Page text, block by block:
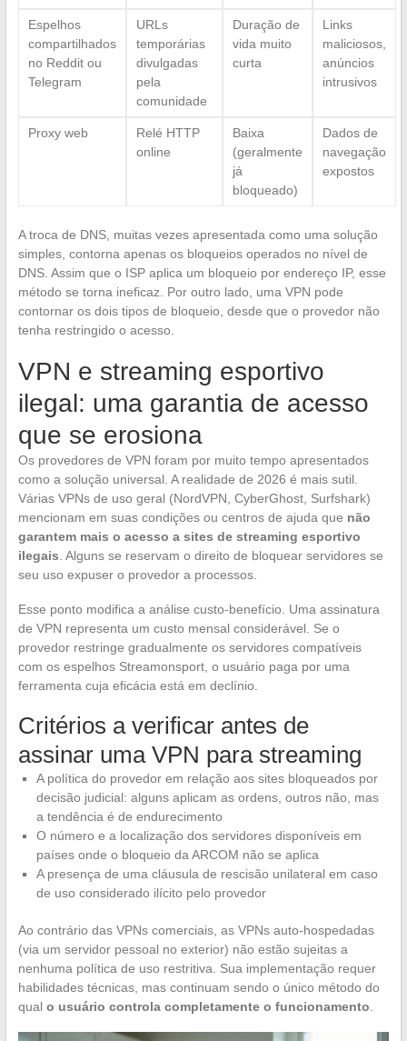
Espelhos
compartilhados
no Reddit ou
Telegram
URLs
temporárias
divulgadas
pela
comunidade
Duração de
vida muito
curta
Links
maliciosos,
anúncios
intrusivos
Proxy web
Relé HTTP
online
Baixa
(geralmente
já
bloqueado)
Dados de
navegação
expostos
A troca de DNS, muitas vezes apresentada como uma solução
simples, contorna apenas os bloqueios operados no nível de
DNS. Assim que o ISP aplica um bloqueio por endereço IP, esse
método se torna ineficaz. Por outro lado, uma VPN pode
contornar os dois tipos de bloqueio, desde que o provedor não
tenha restringido o acesso.
VPN e streaming esportivo
ilegal: uma garantia de acesso
que se erosiona
Os provedores de VPN foram por muito tempo apresentados
como a solução universal. A realidade de 2026 é mais sutil.
Várias VPNs de uso geral (NordVPN, CyberGhost, Surfshark)
mencionam em suas condições ou centros de ajuda que não
garantem mais o acesso a sites de streaming esportivo
ilegais. Alguns se reservam o direito de bloquear servidores se
seu uso expuser o provedor a processos.
Esse ponto modifica a análise custo-benefício. Uma assinatura
de VPN representa um custo mensal considerável. Se o
provedor restringe gradualmente os servidores compatíveis
com os espelhos Streamonsport, o usuário paga por uma
ferramenta cuja eficácia está em declínio.
Critérios a verificar antes de
assinar uma VPN para streaming
A política do provedor em relação aos sites bloqueados por
decisão judicial: alguns aplicam as ordens, outros não, mas
a tendência é de endurecimento
O número e a localização dos servidores disponíveis em
países onde o bloqueio da ARCOM não se aplica
A presença de uma cláusula de rescisão unilateral em caso
de uso considerado ilícito pelo provedor
Ao contrário das VPNs comerciais, as VPNs auto-hospedadas
(via um servidor pessoal no exterior) não estão sujeitas a
nenhuma política de uso restritiva. Sua implementação requer
habilidades técnicas, mas continuam sendo o único método do
qual o usuário controla completamente o funcionamento.